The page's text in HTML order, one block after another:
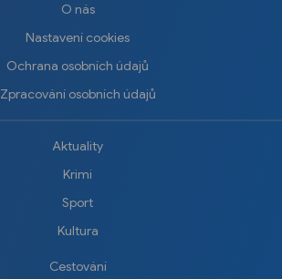
O nás
Nastavení cookies
Ochrana osobních údajů
Zpracování osobních údajů
Aktuality
Krimi
Sport
Kultura
Cestování